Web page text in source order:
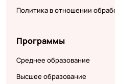
Политика в отношении
Программы
Среднее образование
Высшее образование